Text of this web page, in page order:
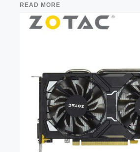
READ MORE